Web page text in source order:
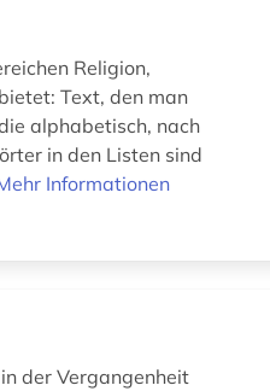
Religion,
Text, den man
alphabetisch, nach
in den Listen sind
Informationen
der Vergangenheit